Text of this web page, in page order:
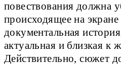
повествования должна
происходящее на экране
документальная
актуальная и близкая к
Действительно, сюжет